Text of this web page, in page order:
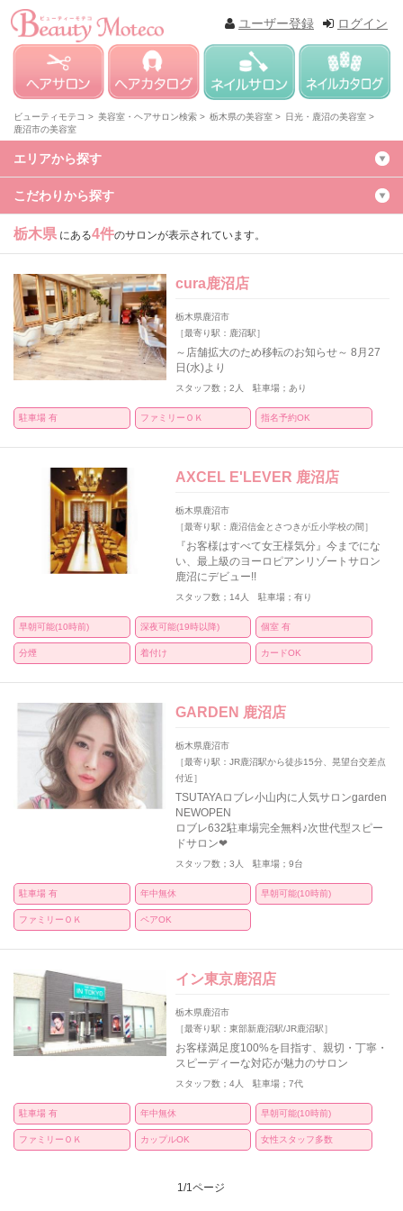
ログイン
ユーザー登録
ビューティモテコ > 美容室・ヘアサロン検索 > 栃木県の美容室 >
日光・鹿沼の美容室 >
鹿沼市の美容室
エリアから探す
こだわりから探す
栃木県 にある4件のサロンが表示されています。
cura鹿沼店
栃木県鹿沼市
［最寄り駅：鹿沼駅］
～店舗拡大のため移転のお知らせ～ 8月27
日(水)より
スタッフ数；2人 駐車場；あり
駐車場 有 ファミリーＯＫ 指名予約OK
AXCEL E'LEVER 鹿沼店
栃木県鹿沼市
［最寄り駅：鹿沼信金とさつきが丘小学校の間］
『お客様はすべて女王様気分』今までにな
い、最上級のヨーロピアンリゾートサロン
鹿沼にデビュー!!
スタッフ数；14人 駐車場；有り
早朝可能(10時前) 深夜可能(19時以降) 個室 有
分煙 着付け カードOK
GARDEN 鹿沼店
栃木県鹿沼市
［最寄り駅：JR鹿沼駅から徒歩15分、晃望台交差点
付近］
TSUTAYAロブレ小山内に人気サロンgarden
NEWOPEN
ロブレ632駐車場完全無料♪次世代型スピー
ドサロン❤
スタッフ数；3人 駐車場；9台
駐車場 有 年中無休 早朝可能(10時前)
ファミリーＯＫ ペアOK
イン東京鹿沼店
栃木県鹿沼市
［最寄り駅：東部新鹿沼駅/JR鹿沼駅］
お客様満足度100%を目指す、親切・丁寧・
スピーディーな対応が魅力のサロン
スタッフ数；4人 駐車場；7代
駐車場 有 年中無休 早朝可能(10時前)
ファミリーＯＫ カップルOK 女性スタッフ多数
1/1ページ